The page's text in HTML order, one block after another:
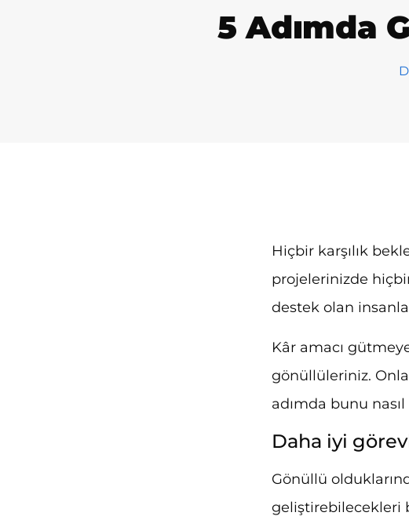
5 Adımda
Hiçbir karşılık
projelerinizde
destek olan
Kâr amacı
gönüllüleriniz.
adımda bunu
Daha iyi
Gönüllü
geliştirebilecekleri